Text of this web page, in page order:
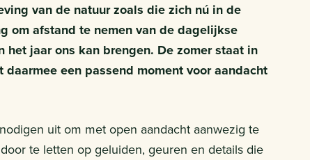
van de natuur zoals die zich nú in de
om afstand te nemen van de dagelijkse
jaar ons kan brengen. De zomer staat in
een passend moment voor aandacht
uit om met open aandacht aanwezig te
te letten op geluiden, geuren en details die